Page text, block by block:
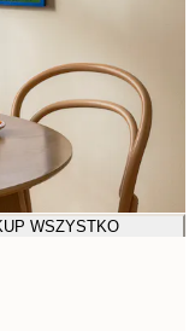
WSZYSTKO